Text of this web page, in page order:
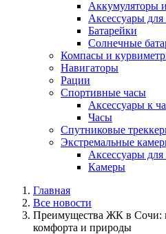
Аккумуляторы
Аксессуары
Батарейки
Солнечные
Компасы и
Навигаторы
Рации
Спортивные часы
Аксессуары к
Часы
Спутниковые
Экстремальные
Аксессуары для
Камеры
Главная
Все новости
Преимущества ЖК в Сочи:
комфорта и природы